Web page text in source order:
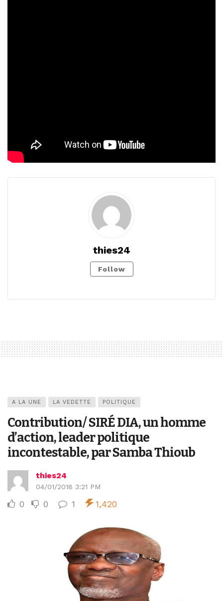
thies24
Follow
A LA UNE LA VEDETTE POLITIQUE
Contribution/ SIRÉ DIA, un homme
d’action, leader politique
incontestable, par Samba Thioub
thies24
04/01/2018 3:21 PM
0 0 1 1,420